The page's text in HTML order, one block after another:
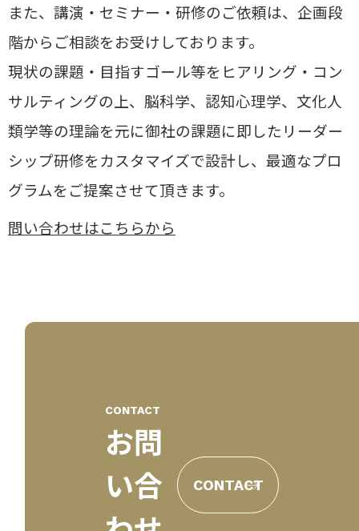
また、講演・セミナー・研修のご依頼は、企画段
階からご相談をお受けしております。
現状の課題・目指すゴール等をヒアリング・コン
サルティングの上、 脳科学、認知心理学、文化人
類学等の理論を元に御社の課題に即したリーダー
シップ研修をカスタマイズで設計し、 最適なプロ
グラムをご提案させて頂きます。
問い合わせはこちらから
CONTACT
お問
い合
CONTACT